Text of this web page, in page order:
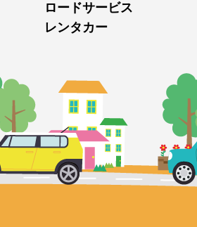
ロードサービス
レンタカー